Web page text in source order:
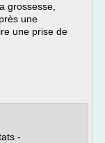
grossesse,
une
une prise de
-